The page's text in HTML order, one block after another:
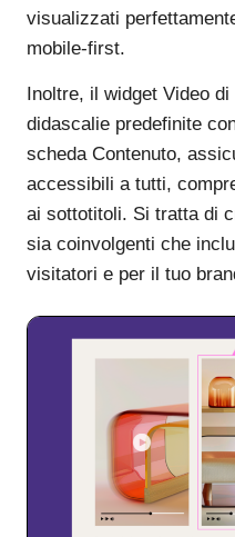
visualizzati
mobile-first.
Inoltre, il widget Video
didascalie predefinite
scheda Contenuto,
accessibili a tutti,
ai sottotitoli. Si tratta di
sia coinvolgenti che
visitatori e per il tuo